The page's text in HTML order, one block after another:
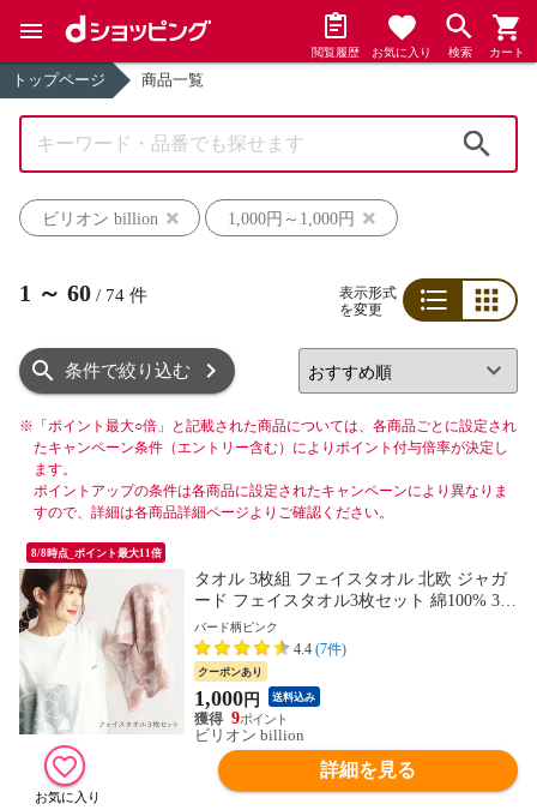
閲覧履歴 お気に入り 検索 カート
トップページ 商品一覧
ビリオン billion
1,000円～1,000円
1 ～ 60 / 74 件
表示形式
を変更
条件で絞り込む
※ 「ポイント最大○倍」と記載された商品については、各商品ごとに設定され
たキャンペーン条件（エントリー含む）によりポイント付与倍率が決定し
ます。
ポイントアップの条件は各商品に設定されたキャンペーンにより異なりま
すので、詳細は各商品詳細ページよりご確認ください。
8/8時点_ポイント最大11倍
タオル 3枚組 フェイスタオル 北欧 ジャガ
ード フェイスタオル3枚セット 綿100% 34×
84cm 【バード柄 ピンク】
バード柄ピンク
4.4 (7件)
クーポンあり
1,000円 送料込み
9
ビリオン billion
詳細を見る